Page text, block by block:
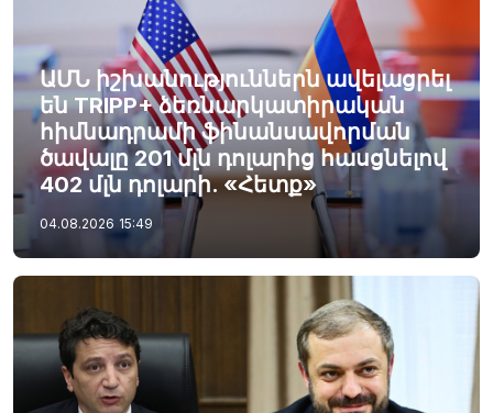
ԱՄՆ իշխանություններն ավելացրել
են TRIPP+ ձեռնարկատիրական
հիմնադրամի ֆինանսավորման
ծավալը 201 մլն դոլարից հասցնելով
402 մլն դոլարի. «Հետք»
04.08.2026 15:49